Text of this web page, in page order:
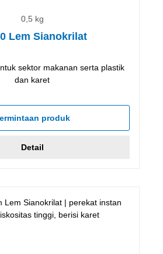
0,5 kg
Lem Sianokrilat
sektor makanan serta plastik
dan karet
produk
Detail